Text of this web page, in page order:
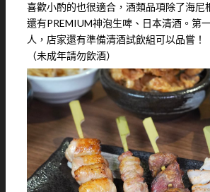
喜歡小酌的也很適合，酒類品項除了海尼
還有PREMIUM神泡生啤、日本清酒。第
人，店家還有準備清酒試飲組可以品嘗！
（未成年請勿飲酒）